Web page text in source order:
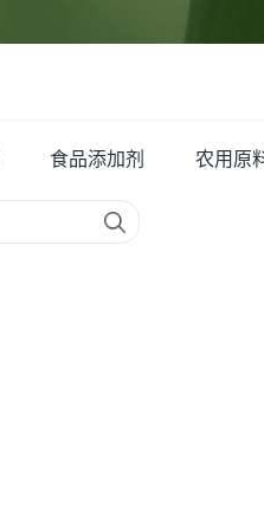
食品添加剂 农用原